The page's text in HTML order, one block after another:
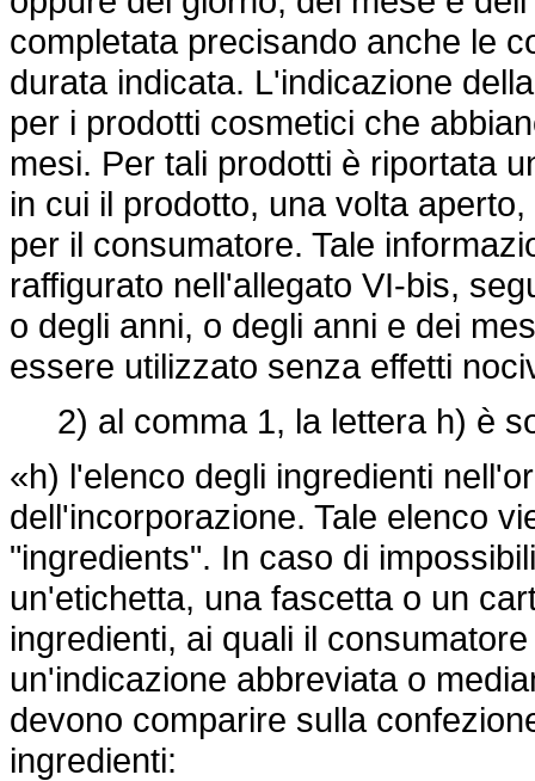
completata precisando anche le
durata indicata. L'indicazione
per i prodotti cosmetici che
mesi. Per tali prodotti è riportata
in cui il prodotto, una volta
per il consumatore. Tale
raffigurato nell'allegato VI-bis,
o degli anni, o degli anni e dei
essere utilizzato senza effetti
2) al comma 1, la lettera h) è
«h) l'elenco degli ingredienti
dell'incorporazione. Tale elenco
"ingredients". In caso di
un'etichetta, una fascetta o un
ingredienti, ai quali il
un'indicazione abbreviata o
devono comparire sulla
ingredienti: